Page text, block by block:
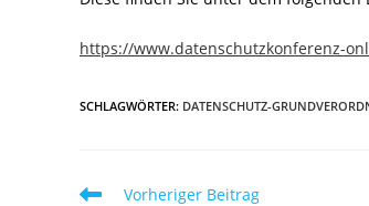
https://www.datenschutzkonferenz-
SCHLAGWÖRTER: DATENSCHUTZ-
WeitereVorheriger Beitrag